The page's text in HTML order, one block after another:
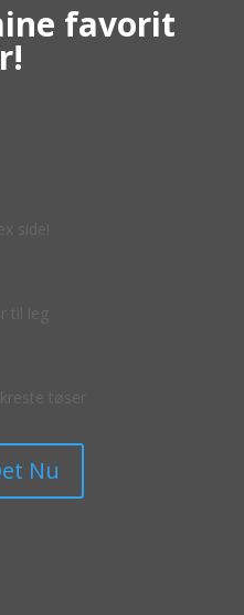
favorit
side!
leg
tøser
Nu